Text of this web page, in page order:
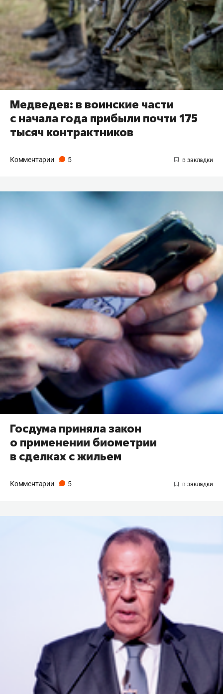
Медведев: в воинские части
с начала года прибыли почти 175
тысяч контрактников
Комментарии 5
Госдума приняла закон
о применении биометрии
в сделках с жильем
Комментарии 5